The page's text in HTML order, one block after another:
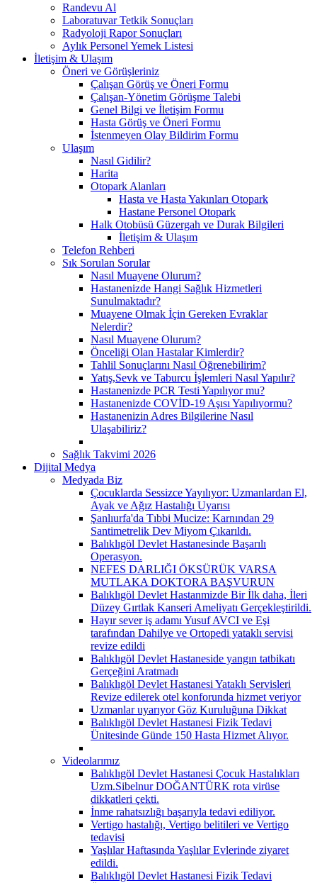
Randevu Al
Laboratuvar Tetkik Sonuçları
Radyoloji Rapor Sonuçları
Aylık Personel Yemek Listesi
İletişim & Ulaşım
Öneri ve Görüşleriniz
Çalışan Görüş ve Öneri Formu
Çalışan-Yönetim Görüşme Talebi
Genel Bilgi ve İletişim Formu
Hasta Görüş ve Öneri Formu
İstenmeyen Olay Bildirim Formu
Ulaşım
Nasıl Gidilir?
Harita
Otopark Alanları
Hasta ve Hasta Yakınları Otopark
Hastane Personel Otopark
Halk Otobüsü Güzergah ve Durak Bilgileri
İletişim & Ulaşım
Telefon Rehberi
Sık Sorulan Sorular
Nasıl Muayene Olurum?
Hastanenizde Hangi Sağlık Hizmetleri
Sunulmaktadır?
Muayene Olmak İçin Gereken Evraklar
Nelerdir?
Nasıl Muayene Olurum?
Önceliği Olan Hastalar Kimlerdir?
Tahlil Sonuçlarını Nasıl Öğrenebilirim?
Yatış,Sevk ve Taburcu İşlemleri Nasıl Yapılır?
Hastanenizde PCR Testi Yapılıyor mu?
Hastanenizde COVİD-19 Aşısı Yapılıyormu?
Hastanenizin Adres Bilgilerine Nasıl
Ulaşabiliriz?
Sağlık Takvimi 2026
Dijital Medya
Medyada Biz
Çocuklarda Sessizce Yayılıyor: Uzmanlardan El,
Ayak ve Ağız Hastalığı Uyarısı
Şanlıurfa'da Tıbbi Mucize: Karnından 29
Santimetrelik Dev Miyom Çıkarıldı.
Balıklıgöl Devlet Hastanesinde Başarılı
Operasyon.
NEFES DARLIĞI ÖKSÜRÜK VARSA
MUTLAKA DOKTORA BAŞVURUN
Balıklıgöl Devlet Hastanmizde Bir İlk daha, İleri
Düzey Gırtlak Kanseri Ameliyatı Gerçekleştirildi.
Hayır sever iş adamı Yusuf AVCI ve Eşi
tarafından Dahilye ve Ortopedi yataklı servisi
revize edildi
Balıklıgöl Devlet Hastaneside yangın tatbikatı
Gerçeğini Aratmadı
Balıklıgöl Devlet Hastanesi Yataklı Servisleri
Revize edilerek otel konforunda hizmet veriyor
Uzmanlar uyarıyor Göz Kuruluğuna Dikkat
Balıklıgöl Devlet Hastanesi Fizik Tedavi
Ünitesinde Günde 150 Hasta Hizmet Alıyor.
Videolarımız
Balıklıgöl Devlet Hastanesi Çocuk Hastalıkları
Uzm.Sibelnur DOĞANTÜRK rota virüse
dikkatleri çekti.
İnme rahatsızlığı başarıyla tedavi ediliyor.
Vertigo hastalığı, Vertigo belitileri ve Vertigo
tedavisi
Yaşlılar Haftasında Yaşlılar Evlerinde ziyaret
edildi.
Balıklıgöl Devlet Hastanesi Fizik Tedavi